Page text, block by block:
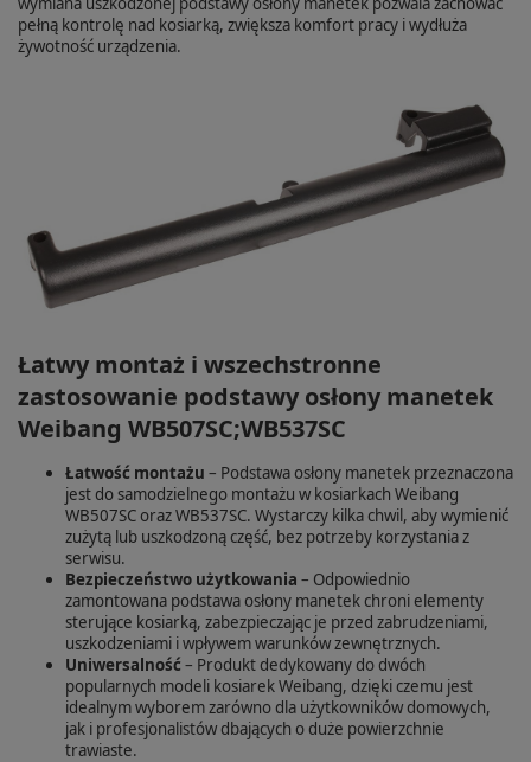
pełną kontrolę nad kosiarką, zwiększa komfort pracy i wydłuża
żywotność urządzenia.
Łatwy montaż i wszechstronne
zastosowanie podstawy osłony manetek
Weibang WB507SC;WB537SC
Łatwość montażu – Podstawa osłony manetek przeznaczona
jest do samodzielnego montażu w kosiarkach Weibang
WB507SC oraz WB537SC. Wystarczy kilka chwil, aby wymienić
zużytą lub uszkodzoną część, bez potrzeby korzystania z
serwisu.
Bezpieczeństwo użytkowania – Odpowiednio
zamontowana podstawa osłony manetek chroni elementy
sterujące kosiarką, zabezpieczając je przed zabrudzeniami,
uszkodzeniami i wpływem warunków zewnętrznych.
Uniwersalność – Produkt dedykowany do dwóch
popularnych modeli kosiarek Weibang, dzięki czemu jest
idealnym wyborem zarówno dla użytkowników domowych,
jak i profesjonalistów dbających o duże powierzchnie
trawiaste.